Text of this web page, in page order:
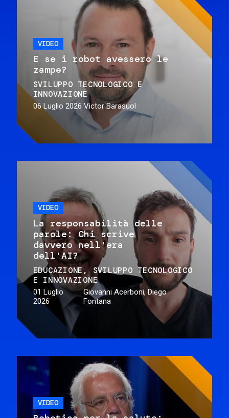
VIDEO
E se i robot avessero le
zampe?
SVILUPPO TECNOLOGICO E
INNOVAZIONE
06 Luglio 2026 Victor Barasuol
VIDEO
La responsabilità delle
parole: Chi scrive
davvero nell'era
dell'AI?
EDUCAZIONE
SVILUPPO TECNOLOGICO
E INNOVAZIONE
01 Luglio
2026
Giovanni Acerboni, Diego
Fontana
VIDEO